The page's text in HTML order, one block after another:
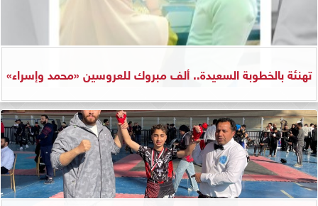
تهنئة بالخطوبة السعيدة.. ألف مبروك للعروسين «محمد وإسراء»